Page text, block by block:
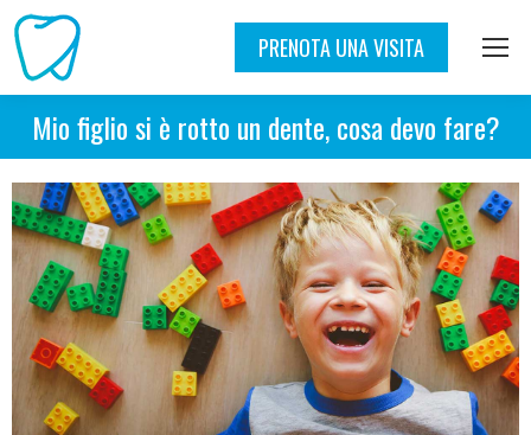
PRENOTA UNA VISITA
Mio figlio si è rotto un dente, cosa devo fare?